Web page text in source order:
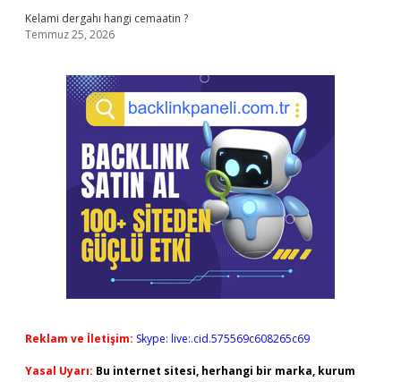
Kelami dergahı hangi cemaatin ?
Temmuz 25, 2026
Reklam ve İletişim: Skype: live:.cid.575569c608265c69
Yasal Uyarı: Bu internet sitesi, herhangi bir marka, kurum